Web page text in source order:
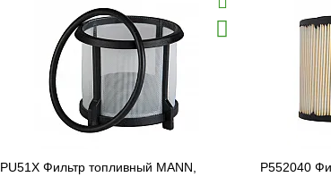
PU51X Фильтр топливный MANN,
P552040